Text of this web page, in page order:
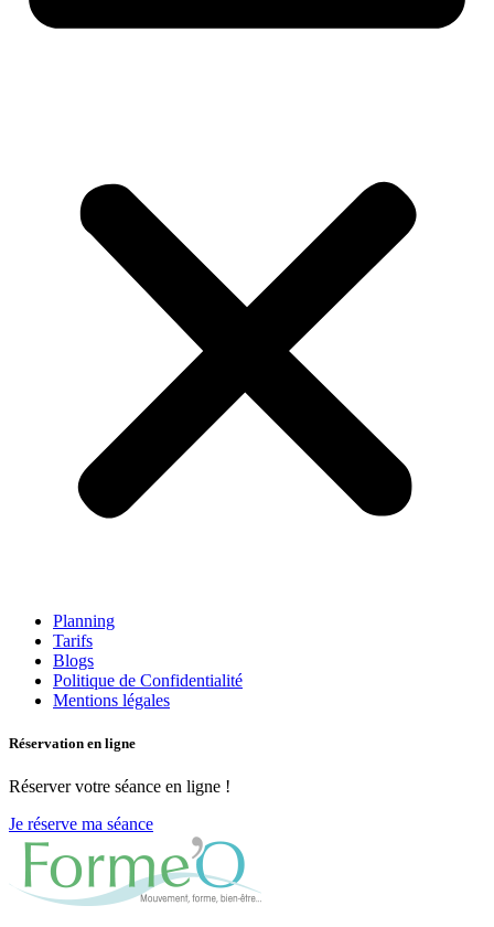
Planning
Tarifs
Blogs
Politique de Confidentialité
Mentions légales
Réservation en ligne
Réserver votre séance en ligne !
Je réserve ma séance